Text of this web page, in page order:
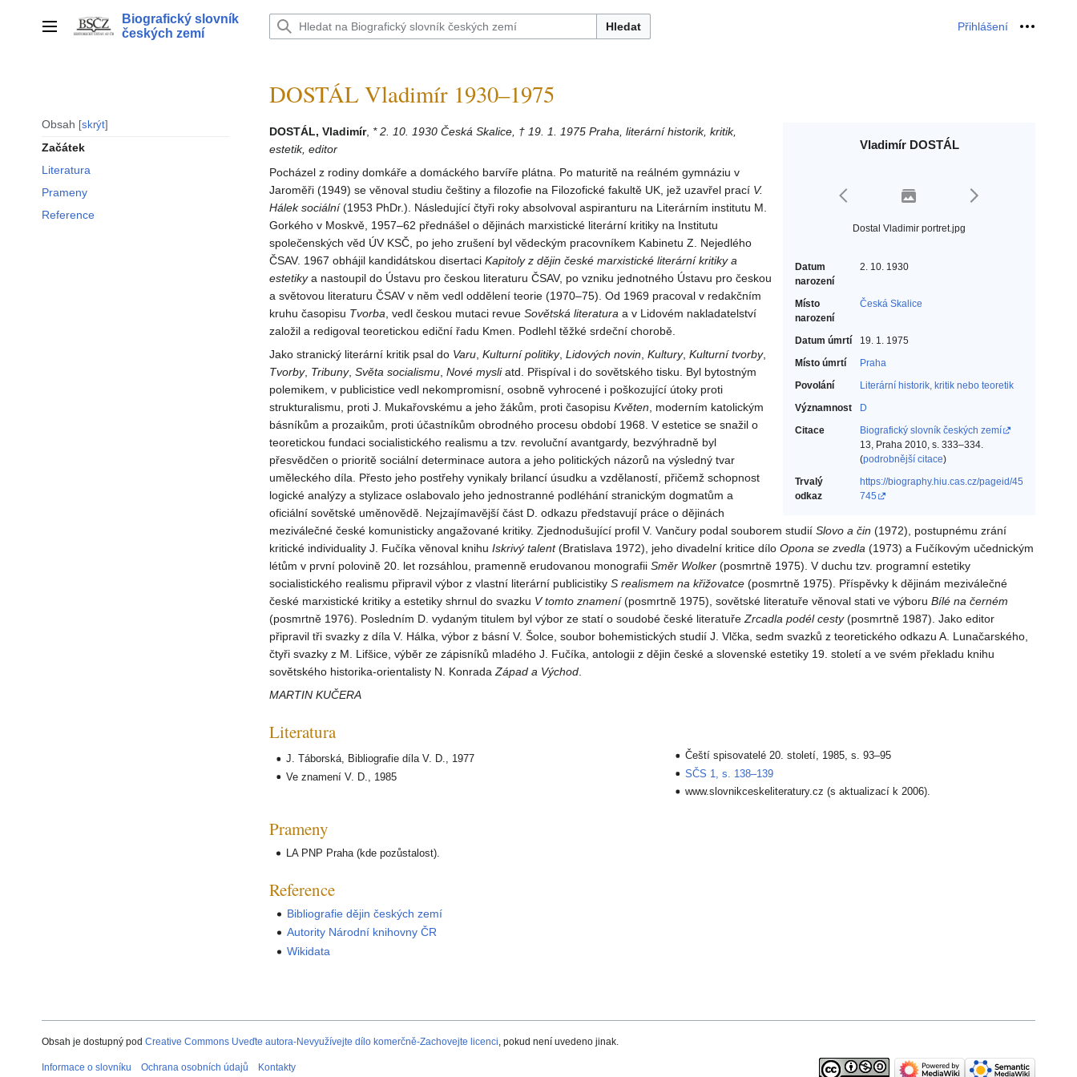
Hlavní menu
Biografický slovník
českých zemí
Hledat Přihlášení Osobní
Obsah skrýt
Začátek
Literatura
Prameny
Reference
DOSTÁL Vladimír 1930–1975
Vladimír DOSTÁL
Dostal Vladimir portret.jpg
Datum
narození
2. 10. 1930
Místo
narození
Česká Skalice
Datum úmrtí
19. 1. 1975
Místo úmrtí
Praha
Povolání
Literární historik, kritik nebo teoretik‎
Významnost
D
Citace
Biografický slovník českých zemí
13, Praha 2010, s. 333–334.
(podrobnější citace)
Trvalý
odkaz
https://biography.hiu.cas.cz/pageid/45
745
DOSTÁL, Vladimír, * 2. 10. 1930 Česká Skalice, † 19. 1. 1975 Praha, literární historik, kritik,
estetik, editor
Pocházel z rodiny domkáře a domáckého barvíře plátna. Po maturitě na reálném gymnáziu v
Jaroměři (1949) se věnoval studiu češtiny a filozofie na Filozofické fakultě UK, jež uzavřel prací V.
Hálek sociální(1953 PhDr.). Následující čtyři roky absolvoval aspiranturu na Literárním institutu M.
Gorkého v Moskvě, 1957–62 přednášel o dějinách marxistické literární kritiky na Institutu
společenských věd ÚV KSČ, po jeho zrušení byl vědeckým pracovníkem Kabinetu Z. Nejedlého
ČSAV. 1967 obhájil kandidátskou disertaci Kapitoly z dějin české marxistické literární kritiky a
estetikya nastoupil do Ústavu pro českou literaturu ČSAV, po vzniku jednotného Ústavu pro českou
a světovou literaturu ČSAV v něm vedl oddělení teorie (1970–75). Od 1969 pracoval v redakčním
kruhu časopisu Tvorba , vedl českou mutaci revue Sovětská literatura a v Lidovém nakladatelství
založil a redigoval teoretickou ediční řadu Kmen. Podlehl těžké srdeční chorobě.
Jako stranický literární kritik psal do Varu Kulturní politiky, Lidových novin Kultury, Kulturní tvorby,
Tvorby, Tribuny, Světa socialismu Nové mysliatd. Přispíval i do sovětského tisku. Byl bytostným
polemikem, v publicistice vedl nekompromisní, osobně vyhrocené i poškozující útoky proti
strukturalismu, proti J. Mukařovskému a jeho žákům, proti časopisu Květen , moderním katolickým
básníkům a prozaikům, proti účastníkům obrodného procesu období 1968. V estetice se snažil o
teoretickou fundaci socialistického realismu a tzv. revoluční avantgardy, bezvýhradně byl
přesvědčen o prioritě sociální determinace autora a jeho politických názorů na výsledný tvar
uměleckého díla. Přesto jeho postřehy vynikaly brilancí úsudku a vzdělaností, přičemž schopnost
logické analýzy a stylizace oslabovalo jeho jednostranné podléhání stranickým dogmatům a
oficiální sovětské uměnovědě. Nejzajímavější část D. odkazu představují práce o dějinách
meziválečné české komunisticky angažované kritiky. Zjednodušující profil V. Vančury podal souborem studií Slovo a čin (1972), postupnému zrání
kritické individuality J. Fučíka věnoval knihu Iskrivý talent(Bratislava 1972), jeho divadelní kritice dílo Opona se zvedla (1973) a Fučíkovým učednickým
létům v první polovině 20. let rozsáhlou, pramenně erudovanou monografii Směr Wolker (posmrtně 1975). V duchu tzv. programní estetiky
socialistického realismu připravil výbor z vlastní literární publicistiky S realismem na křižovatce (posmrtně 1975). Příspěvky k dějinám meziválečné
české marxistické kritiky a estetiky shrnul do svazku V tomto znamení(posmrtně 1975), sovětské literatuře věnoval stati ve výboru Bílé na černém
(posmrtně 1976). Posledním D. vydaným titulem byl výbor ze statí o soudobé české literatuře Zrcadla podél cesty(posmrtně 1987). Jako editor
připravil tři svazky z díla V. Hálka, výbor z básní V. Šolce, soubor bohemistických studií J. Vlčka, sedm svazků z teoretického odkazu A. Lunačarského,
čtyři svazky z M. Lifšice, výběr ze zápisníků mladého J. Fučíka, antologii z dějin české a slovenské estetiky 19. století a ve svém překladu knihu
sovětského historika-orientalisty N. Konrada Západ a Východ
MARTIN KUČERA
Literatura
J. Táborská, Bibliografie díla V. D., 1977
Ve znamení V. D., 1985
Čeští spisovatelé 20. století, 1985, s. 93–95
SČS 1, s. 138–139
www.slovnikceskeliteratury.cz (s aktualizací k 2006).
Prameny
LA PNP Praha (kde pozůstalost).
Reference
Bibliografie dějin českých zemí
Autority Národní knihovny ČR
Wikidata
Obsah je dostupný pod Creative Commons Uveďte autora-Nevyužívejte dílo komerčně-Zachovejte licenci, pokud není uvedeno jinak.
Informace o slovníku Ochrana osobních údajů Kontakty